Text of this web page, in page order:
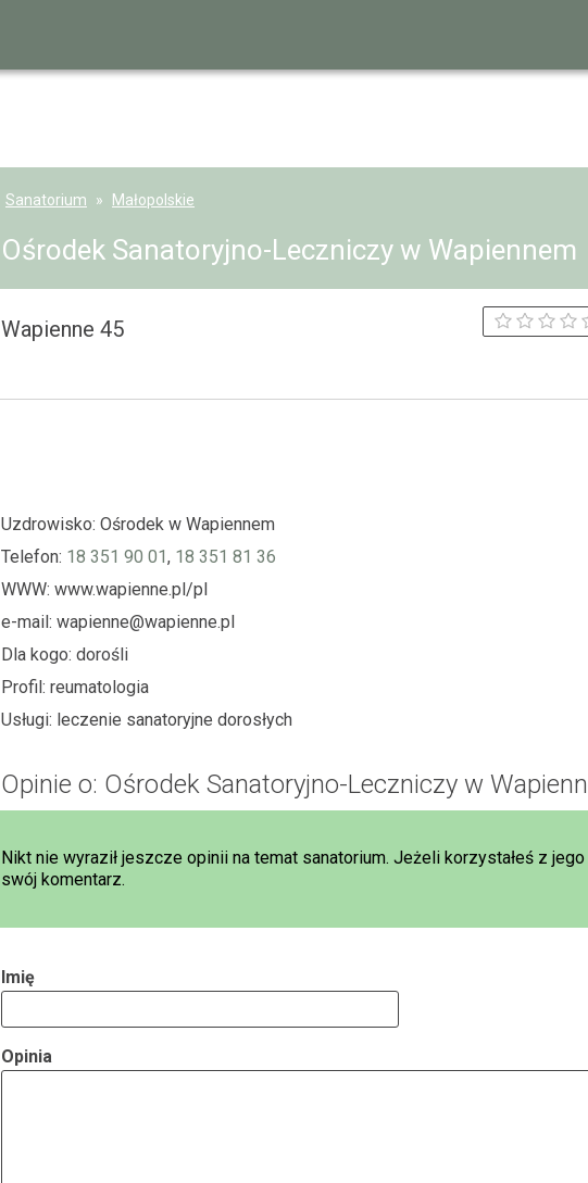
Sanatorium Małopolskie
Ośrodek Sanatoryjno-Leczniczy w Wapiennem
Wapienne 45
Uzdrowisko: Ośrodek w Wapiennem
Telefon: 18 351 90 01, 18 351 81 36
WWW: www.wapienne.pl/pl
e-mail: wapienne@wapienne.pl
Dla kogo: dorośli
Profil: reumatologia
Usługi: leczenie sanatoryjne dorosłych
Opinie o: Ośrodek Sanatoryjno-Leczniczy w
Nikt nie wyraził jeszcze opinii na temat sanatorium. Jeżeli korzystałeś z jego
swój komentarz.
Imię
Opinia